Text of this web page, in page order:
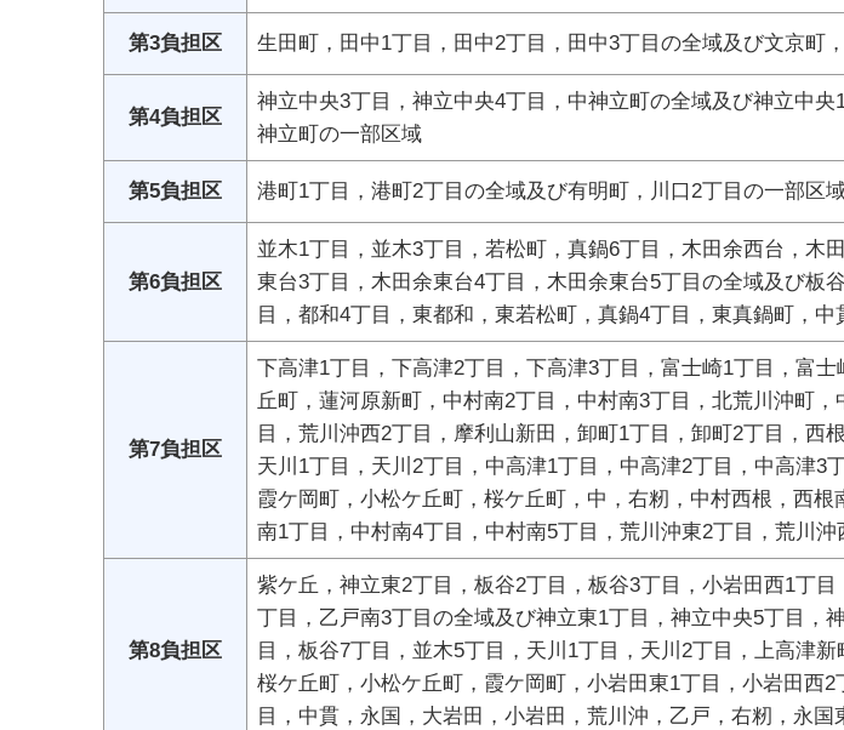
第3負担区 生田町，田中1丁目，田中2丁目，田中3丁目の全域及び文京町
第4負担区
神立中央3丁目，神立中央4丁目，中神立町の全域及び神立中央
神立町の一部区域
第5負担区 港町1丁目，港町2丁目の全域及び有明町，川口2丁目の一部区
第6負担区
並木1丁目，並木3丁目，若松町，真鍋6丁目，木田余西台，木
東台3丁目，木田余東台4丁目，木田余東台5丁目の全域及び板
目，都和4丁目，東都和，東若松町，真鍋4丁目，東真鍋町，
第7負担区
下高津1丁目，下高津2丁目，下高津3丁目，富士崎1丁目，富
丘町，蓮河原新町，中村南2丁目，中村南3丁目，北荒川沖町
目，荒川沖西2丁目，摩利山新田，卸町1丁目，卸町2丁目，西
天川1丁目，天川2丁目，中高津1丁目，中高津2丁目，中高津3
霞ケ岡町，小松ケ丘町，桜ケ丘町，中，右籾，中村西根，西
南1丁目，中村南4丁目，中村南5丁目，荒川沖東2丁目，荒川
第8負担区
紫ケ丘，神立東2丁目，板谷2丁目，板谷3丁目，小岩田西1丁
丁目，乙戸南3丁目の全域及び神立東1丁目，神立中央5丁目，
目，板谷7丁目，並木5丁目，天川1丁目，天川2丁目，上高津
桜ケ丘町，小松ケ丘町，霞ケ岡町，小岩田東1丁目，小岩田西
目，中貫，永国，大岩田，小岩田，荒川沖，乙戸，右籾，永国